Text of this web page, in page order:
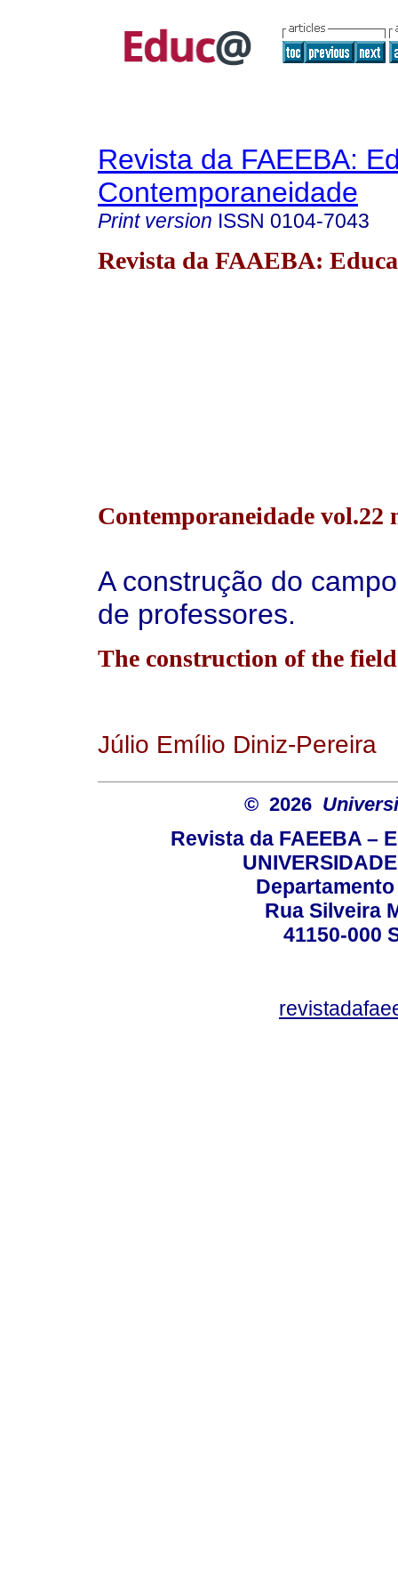
Revista da FAEEBA:
Contemporaneidade
Print version ISSN 0104-7043
Revista da FAAEBA:
Contemporaneidade vol.22
A construção do
de professores.
The construction of the
Júlio Emílio Diniz-Pereira
© 2026
Revista da FAEEBA –
Rua Silveira
41150-000